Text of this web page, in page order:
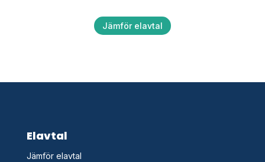
Jämför elavtal
Elavtal
Jämför elavtal